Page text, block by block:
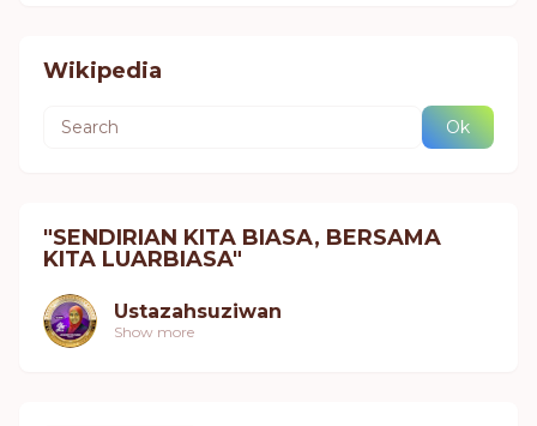
Wikipedia
"SENDIRIAN KITA BIASA, BERSAMA
KITA LUARBIASA"
Ustazahsuziwan
Show more